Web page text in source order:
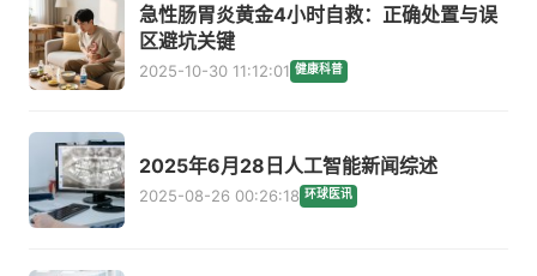
急性肠胃炎黄金4小时自救：正确处置与误
区避坑关键
2025-10-30 11:12:01 健康科普
2025年6月28日人工智能新闻综述
2025-08-26 00:26:18 环球医讯